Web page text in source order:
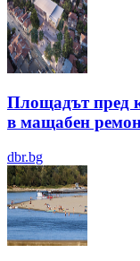
Площадът пред
в мащабен
dbr.bg